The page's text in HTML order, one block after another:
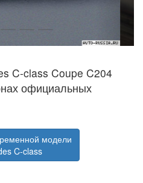
C-class Coupe C204
официальных
модели
C-class